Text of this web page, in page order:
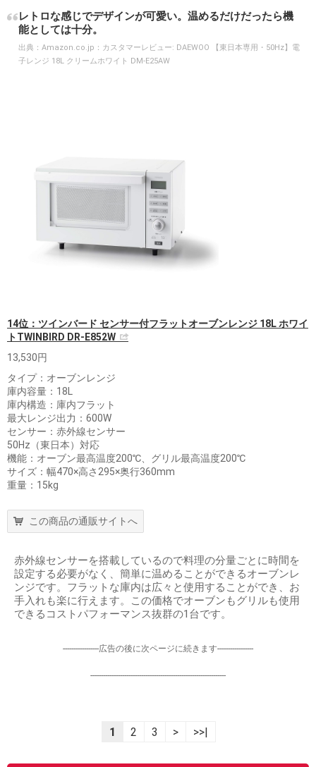
レトロな感じでデザインが可愛い。温めるだけだったら機
能としては十分。
出典： Amazon.co.jp：カスタマーレビュー: DAEWOO 【東日本専用・50Hz】電
子レンジ 18L クリームホワイト DM-E25AW
14位：ツインバード センサー付フラットオーブンレンジ 18L ホワイ
トTWINBIRD DR-E852W
13,530円
タイプ：オーブンレンジ
庫内容量：18L
庫内構造：庫内フラット
最大レンジ出力：600W
センサー：赤外線センサー
50Hz（東日本）対応
機能：オーブン最高温度200℃、グリル最高温度200℃
サイズ：幅470×高さ295×奥行360mm
重量：15kg
この商品の通販サイトへ
赤外線センサーを搭載しているので料理の分量ごとに時間を
設定する必要がなく、簡単に温めることができるオーブンレ
ンジです。フラットな庫内は広々と使用することができ、お
手入れも楽に行えます。この価格でオーブンもグリルも使用
できるコストパフォーマンス抜群の1台です。
-----------------広告の後に次ページに続きます-----------------
----------------------------------------------------------------
1 2 3 > >>|